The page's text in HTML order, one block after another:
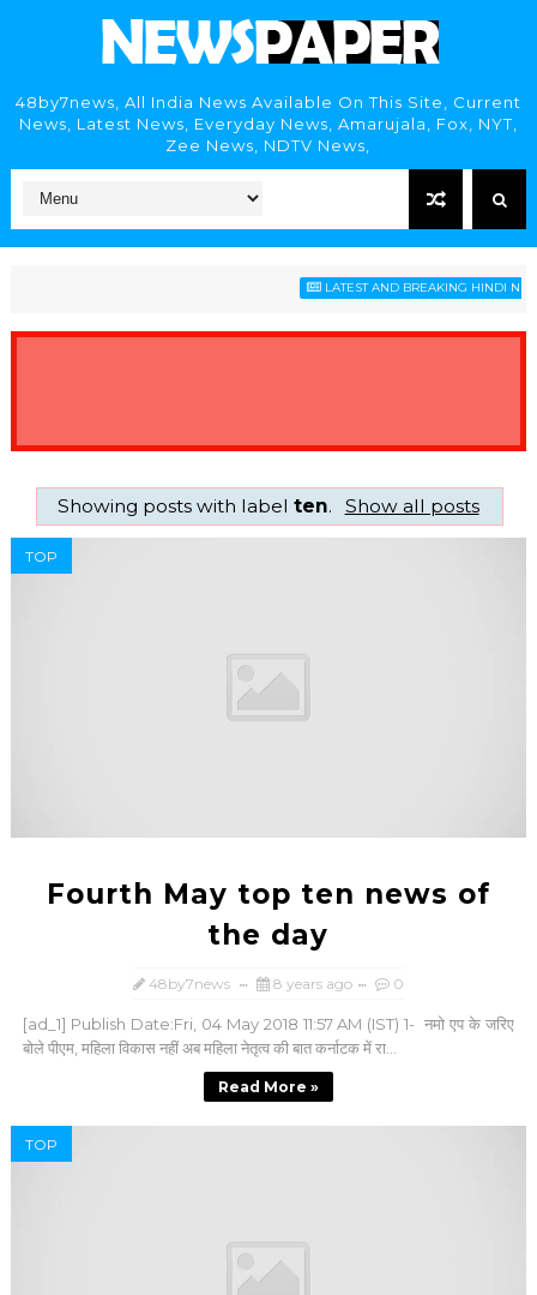
48by7news, All India News Available On This Site, Current
News, Latest News, Everyday News, Amarujala, Fox, NYT,
Zee News, NDTV News,
LATEST AND BREAKING HINDI NEWS
Showing posts with labelten. Show all posts
TOP
Fourth May top ten news of
the day
48by7news 8 years ago 0
[ad_1] Publish Date:Fri, 04 May 2018 11:57 AM (IST) 1- नमो एप के जरिए
बोले पीएम, महिला विकास नहीं अब महिला नेतृत्‍व की बात कर्नाटक में रा...
Read More »
TOP